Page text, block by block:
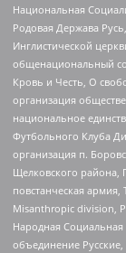
Национальная
Родовая Держава
Инглистической
общенациональный
Кровь и Честь, О
организация
национальное
Футбольного Клуба
организация п.
Щелковского района,
повстанческая
Misanthropic division,
Народная Социальная
объединение